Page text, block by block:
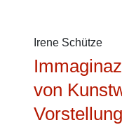
Irene Schütze
von